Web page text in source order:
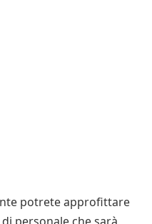
potrete approfittare